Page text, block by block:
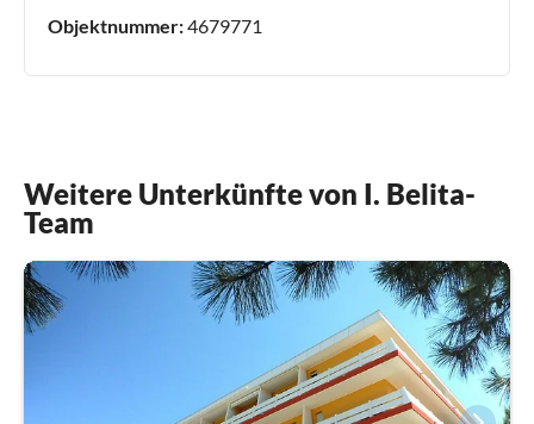
Objektnummer:4679771
Weitere Unterkünfte von I. Belita-
Team